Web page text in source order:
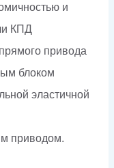
и
КПД
привода
блоком
эластичной
приводом.